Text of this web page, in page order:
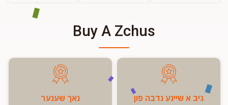
Buy A Zchus
גיב א שיינע נדבה פון נאך שענער